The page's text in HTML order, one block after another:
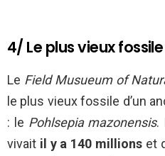
4/ Le plus vieux
Le Field Musueum of
le plus vieux fossile d’un
: le Pohlsepia mazonensis.
vivait il y a 140 millions et